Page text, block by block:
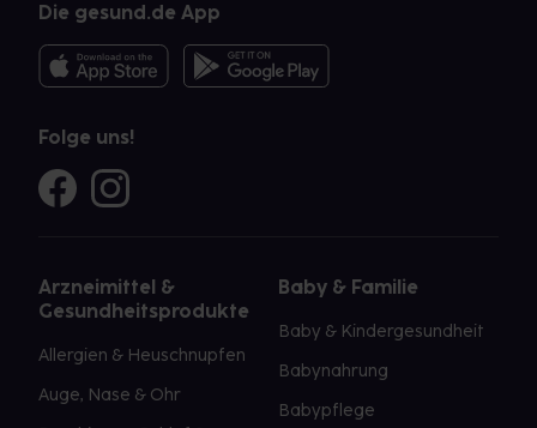
Die gesund.de App
Folge uns!
Arzneimittel &
Gesundheitsprodukte
Allergien & Heuschnupfen
Auge, Nase & Ohr
Baby & Familie
Baby & Kindergesundheit
Babynahrung
Babypflege